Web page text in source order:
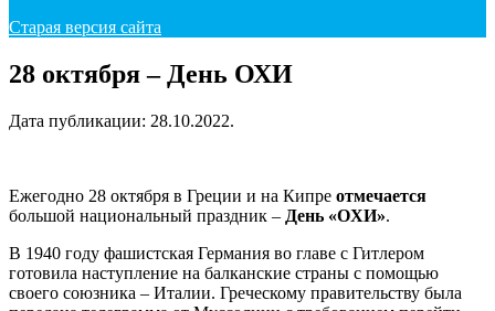
Старая версия сайта
28 октября – День ОХИ
Дата публикации: 28.10.2022.
Ежегодно 28 октября в Греции и на Кипре отмечается
большой национальный праздник – День «OХИ».
В 1940 году фашистская Германия во главе с Гитлером
готовила наступление на балканские страны с помощью
своего союзника – Италии. Греческому правительству была